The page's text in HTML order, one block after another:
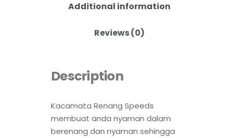
Additional information
Reviews (0)
Description
Kacamata Renang Speeds
membuat anda nyaman dalam
berenang dan nyaman sehingga